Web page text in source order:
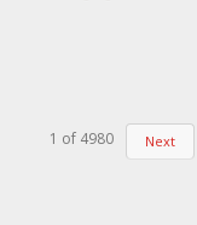
1 of 4980 Next